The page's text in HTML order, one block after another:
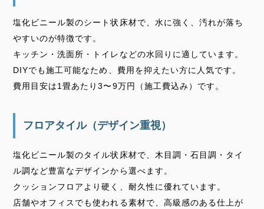
塩化ビニール製のシート状床材で、水に強く、汚れが落ち
やすいのが特徴です。
キッチン・洗面所・トイレなどの水回りに適しています。
DIYでも施工可能なため、費用を抑えたい方に人気です。
費用目安は1畳あたり3〜9万円（施工費込み）です。
フロアタイル（デザイン重視）
塩化ビニール製のタイル状床材で、木目調・石目調・タイ
ル調など豊富なデザインから選べます。
クッションフロアより硬く、耐久性に優れています。
店舗やオフィスでも使われる素材で、高級感のある仕上が